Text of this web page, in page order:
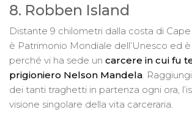
8. Robben Island
Distante 9 chilometri dalla costa di Cape
è Patrimonio Mondiale dell’Unesco ed
perché vi ha sede un carcere in cui fu
prigioniero Nelson Mandela .
dei tanti traghetti in partenza ogni ora,
visione singolare della vita carceraria.